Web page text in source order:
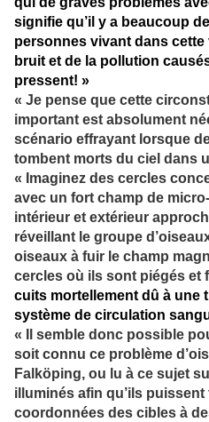
signifie qu’il y a beaucoup
personnes vivant dans
bruit et de la pollution
pressent! »
« Je pense que cette
important est absolument
scénario effrayant lorsque
tombent morts du ciel dans
« Imaginez des cercles
avec un fort champ de
intérieur et extérieur
réveillant le groupe
oiseaux à fuir le champ
cercles où ils sont piégés et
cuits mortellement dû à une
système de circulation
« Il semble donc possible
soit connu ce problème
Falköping, ou lu à ce sujet
illuminés afin qu’ils
coordonnées des cibles à